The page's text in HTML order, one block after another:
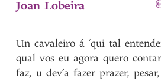
Joan Lobeira
Un cavaleiro á ‘qui tal
qual vos eu agora quero contar
faz, u dev’a fazer prazer, pesar,